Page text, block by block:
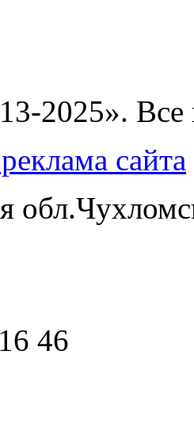
2025».
сайта
46